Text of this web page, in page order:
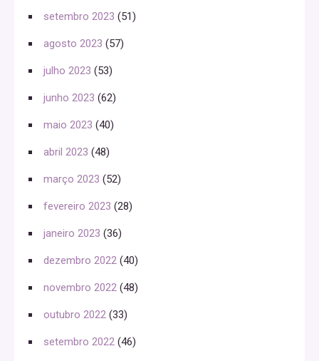
setembro 2023 (51)
agosto 2023 (57)
julho 2023 (53)
junho 2023 (62)
maio 2023 (40)
abril 2023 (48)
março 2023 (52)
fevereiro 2023 (28)
janeiro 2023 (36)
dezembro 2022 (40)
novembro 2022 (48)
outubro 2022 (33)
setembro 2022 (46)